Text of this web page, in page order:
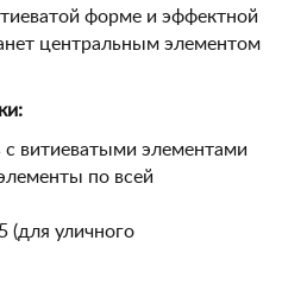
форме и эффектной
центральным элементом
с витиеватыми элементами
по всей
(для уличного